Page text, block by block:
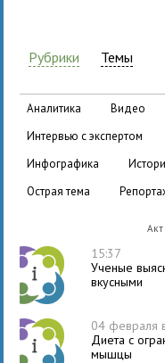
Рубрики Темы
аналитика видео
интервью с экспертом
инфографика
острая тема
15:37
Ученые
вкусными
04 февраля
Диета с
мышцы